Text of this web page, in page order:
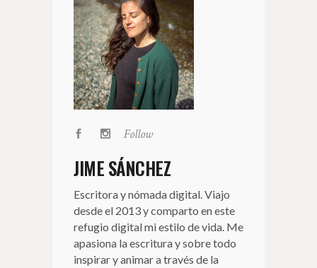
Follow
JIME SÁNCHEZ
Escritora y nómada digital. Viajo
desde el 2013 y comparto en este
refugio digital mi estilo de vida. Me
apasiona la escritura y sobre todo
inspirar y animar a través de la